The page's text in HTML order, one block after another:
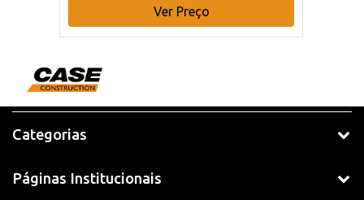
Ver Preço
Categorias
Páginas Institucionais